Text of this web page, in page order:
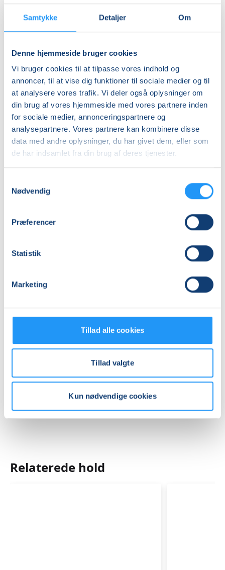
Samtykke Detaljer Om
Denne hjemmeside bruger cookies
Vi bruger cookies til at tilpasse vores indhold og
annoncer, til at vise dig funktioner til sociale medier og til
at analysere vores trafik. Vi deler også oplysninger om
din brug af vores hjemmeside med vores partnere inden
for sociale medier, annonceringspartnere og
analysepartnere. Vores partnere kan kombinere disse
data med andre oplysninger, du har givet dem, eller som
de har indsamlet fra din brug af deres tjenester.
Nødvendig
Præferencer
Statistik
Marketing
Tillad alle cookies
Tillad valgte
Kun nødvendige cookies
DKK 932,00
Studerende-KBH
Studerende-FRB
DKK 932,00
Unge (18-25 år)-KBH
DKK 912,00
Info
Nummer
torsdag 13.08.2026, kl. 16.00 - 17.00
torsdag 01.10.2026, kl. 16.00 - 17.00
Amager Hospital, Hans Bogbinders Alle 3, indgang 17,
2300, København S(Sankt Elisabeth Terapibassin)
Se på kort
Praktiske oplysninger
Relaterede hold